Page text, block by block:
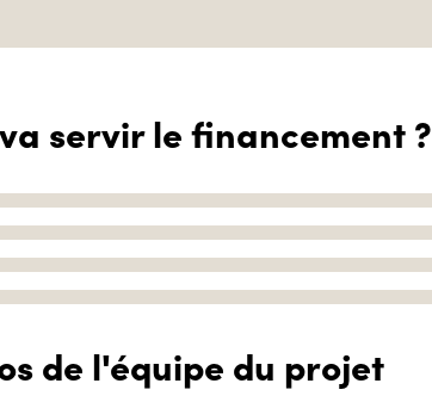
servir le financement ?
de l'équipe du projet